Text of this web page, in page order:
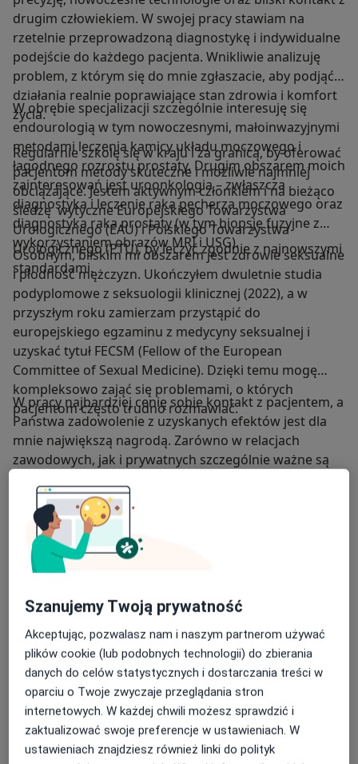
drugim człowiekiem. W swojej pracy stawiam na
rzetelnie przeprowadzoną diagnostykę i indywidualne
podejście do każdego pacjenta. Wnikliwie analizuję
problem, z którym się do mnie zgłaszacie, aby podjąć
działania realnie poprawiające stan zdrowia i komfort
życia.
Regularnie szkolę się w kraju i za granicą, by oferować
pacjentom metody skuteczne i możliwie najmniej
obciążające. Jestem aktywnym członkiem i na bieżąco
śledzę wytyczne Europejskiego Towarzystwa
Urologicznego (EAU) i Polskiego Towarzystwa
Urologicznego (PTU), by leczyć zgodnie z najnowszymi
standardami.
W obrębie specjalizacji szczególnie interesuję się
endourologią w tym nowoczesnymi, małoinwazyjnymi
metodami leczenia kamicy układu moczowego i
łagodnego rozrostu prostaty. Drugim obszarem moich
zainteresowań jest uroonkologia – zwłaszcza
diagnostyka i leczenie raka pęcherza moczowego oraz
diagnostyka raka prostaty (w tym biopsje fuzyjne z
wykorzystaniem obrazów MRI i USG).
Osobnym, bliskim mi obszarem jest zdrowie seksualne
i płodność mężczyzn. Ukończyłem dwuletnie studia
podyplomowe z seksuologii klinicznej (2022), a w
przyszłym roku zamierzam przystąpić do
europejskiego egzaminu z medycyny seksualnej i
uzyskać tytuł FECSM (Fellow of the European
Committee of Sexual Medicine). Dzięki temu mogę
kompleksowo zająć się problemami, o których
pacjentom często trudno rozmawiać.
W pracy najbardziej cenię sobie kontakt z pacjentem, a
Państwa zadowolenie z uzyskanych efektów jest dla
mnie największą nagrodą. Zarówno w relacjach
zawodowych, jak i prywatnych szczególnie ważne są
współpracy.
Szanowni Pacjenci, czasami zdarzają się opóźnienia –
bardzo proszę o wyrozumiałość. Do każdej wizyty
podchodzę indywidualnie i z pełnym zaangażowaniem,
priorytetem.
więcejO mnie
Zakres porad
Seksuolog kliniczny
Urologia
Główne obszary pomocy
Szanujemy Twoją prywatność
Akceptując, pozwalasz nam i naszym partnerom używać
plików cookie (lub podobnych technologii) do zbierania
danych do celów statystycznych i dostarczania treści w
oparciu o Twoje zwyczaje przeglądania stron
internetowych. W każdej chwili możesz sprawdzić i
zaktualizować swoje preferencje w ustawieniach. W
ustawieniach znajdziesz również linki do polityk